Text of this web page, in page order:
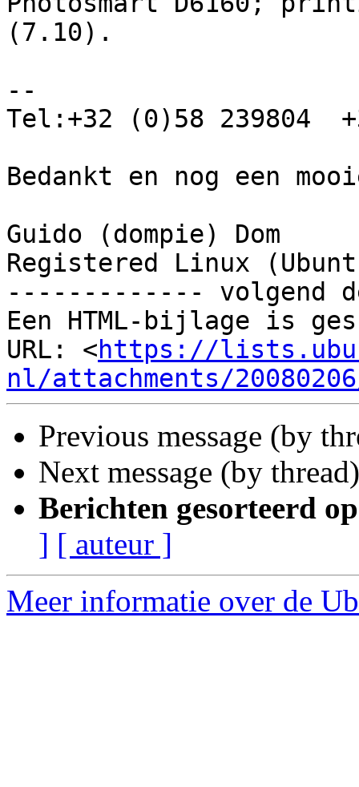
(7.10).
--
Tel:+32 (0)58 239804
Bedankt en nog een
Guido (dompie) Dom
Registered Linux
------------- volgend
Een HTML-bijlage is
URL: <https://
nl/attachments/
Previous message (by
Next message (by
Berichten gesorteerd
] [ auteur ]
Meer informatie over de